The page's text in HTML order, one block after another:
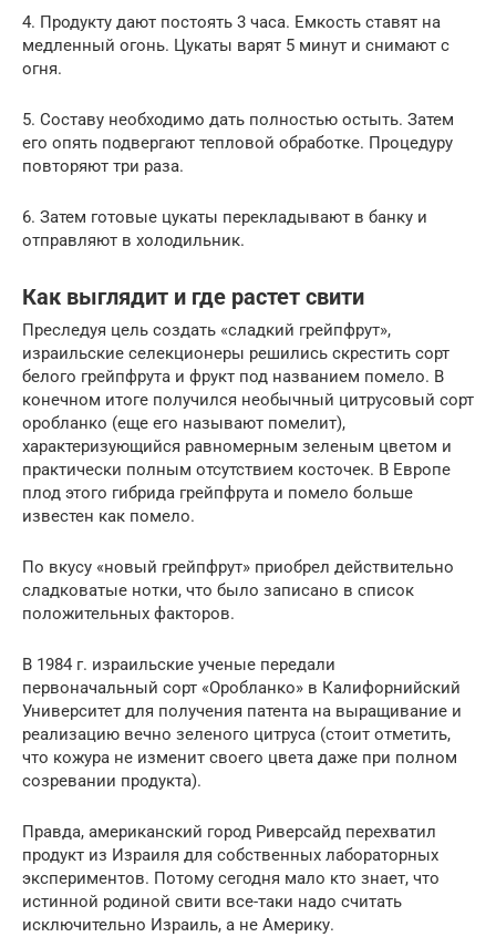
4. Продукту дают постоять 3 часа. Емкость ставят на
медленный огонь. Цукаты варят 5 минут и снимают с
огня.
5. Составу необходимо дать полностью остыть. Затем
его опять подвергают тепловой обработке. Процедуру
повторяют три раза.
6. Затем готовые цукаты перекладывают в банку и
отправляют в холодильник.
Как выглядит и где растет свити
Преследуя цель создать «сладкий грейпфрут»,
израильские селекционеры решились скрестить сорт
белого грейпфрута и фрукт под названием помело. В
конечном итоге получился необычный цитрусовый сорт
оробланко (еще его называют помелит),
характеризующийся равномерным зеленым цветом и
практически полным отсутствием косточек. В Европе
плод этого гибрида грейпфрута и помело больше
известен как помело.
По вкусу «новый грейпфрут» приобрел действительно
сладковатые нотки, что было записано в список
положительных факторов.
В 1984 г. израильские ученые передали
первоначальный сорт «Оробланко» в Калифорнийский
Университет для получения патента на выращивание и
реализацию вечно зеленого цитруса (стоит отметить,
что кожура не изменит своего цвета даже при полном
созревании продукта).
Правда, американский город Риверсайд перехватил
продукт из Израиля для собственных лабораторных
экспериментов. Потому сегодня мало кто знает, что
истинной родиной свити все-таки надо считать
исключительно Израиль, а не Америку.